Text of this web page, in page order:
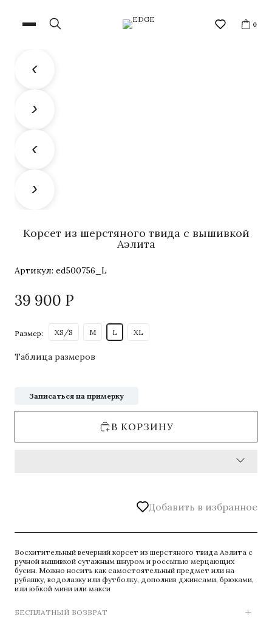
0
Корсет из шерстяного твида с вышивкой
Аэлита
39 900 Р
Артикул: ed500756_L
Размер: XS/S M L XL
Таблица размеров
Записаться на примерку
В КОРЗИНУ
Добавить в избранное
Восхитительный вечерний корсет из шерстяного твида Аэлита с
ручной вышивкой сутажным шнуром и россыпью мерцающих
бусин. Можно носить как самостоятельный предмет или на
рубашку, водолазку или футболку, дополнив джинсами, брюками,
или юбкой мини или макси
БЕСПЛАТНЫЙ ВОЗВРАТ